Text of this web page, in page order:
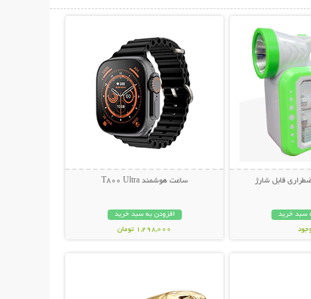
قابل شارژ
سبد خرید
ساعت هوشمند T800 Ultra
افزودن به سبد خرید
1,298,000 تومان